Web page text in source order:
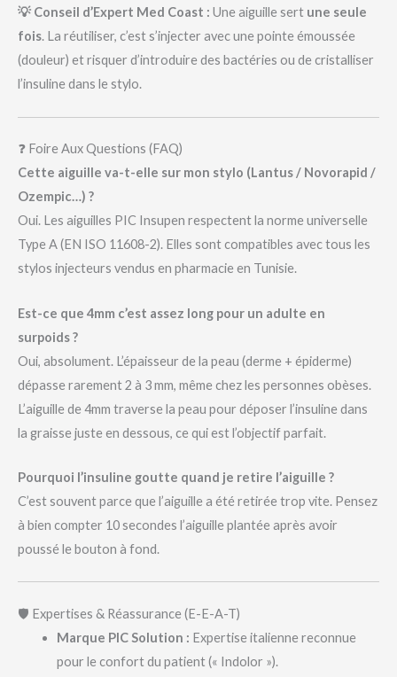
💡 Conseil d’Expert Med Coast : Une aiguille sert une seule
fois. La réutiliser, c’est s’injecter avec une pointe émoussée
(douleur) et risquer d’introduire des bactéries ou de cristalliser
l’insuline dans le stylo.
❓ Foire Aux Questions (FAQ)
Cette aiguille va-t-elle sur mon stylo (Lantus / Novorapid /
Ozempic…) ?
Oui. Les aiguilles PIC Insupen respectent la norme universelle
Type A (EN ISO 11608-2). Elles sont compatibles avec tous les
stylos injecteurs vendus en pharmacie en Tunisie.
Est-ce que 4mm c’est assez long pour un adulte en
surpoids ?
Oui, absolument. L’épaisseur de la peau (derme + épiderme)
dépasse rarement 2 à 3 mm, même chez les personnes obèses.
L’aiguille de 4mm traverse la peau pour déposer l’insuline dans
la graisse juste en dessous, ce qui est l’objectif parfait.
Pourquoi l’insuline goutte quand je retire l’aiguille ?
C’est souvent parce que l’aiguille a été retirée trop vite. Pensez
à bien compter 10 secondes l’aiguille plantée après avoir
poussé le bouton à fond.
🛡️ Expertises & Réassurance (E-E-A-T)
Marque PIC Solution : Expertise italienne reconnue
pour le confort du patient (« Indolor »).